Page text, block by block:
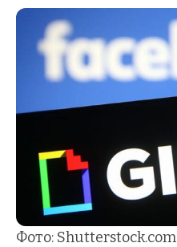
Фото: Shutterstock.com